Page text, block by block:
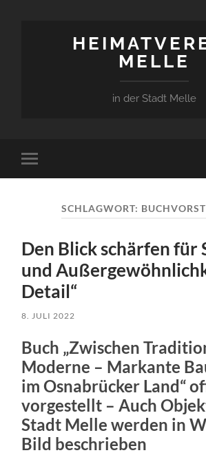
MELLE
in der Stadt Melle
Mobile-
Menü
SCHLAGWORT:
Den Blick schärfen für
und
Detail“
8. JULI 2022
Buch „Zwischen
Moderne – Markante
im Osnabrücker Land“
vorgestellt – Auch
Stadt Melle werden in
Bild beschrieben